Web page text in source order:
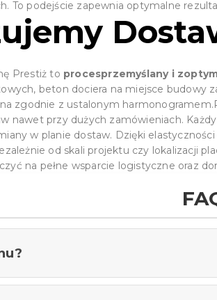
To podejście zapewnia optymalne
Prestiż to procesprzemyślany i
beton dociera na miejsce budowy
zgodnie z ustalonym
nawet przy dużych zamówieniach.
w planie dostaw. Dzięki
od skali projektu czy lokalizacji
na pełne wsparcie logistyczne oraz